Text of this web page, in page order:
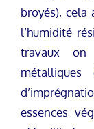
broyés),
l’humidité
travaux
métalliques
essences